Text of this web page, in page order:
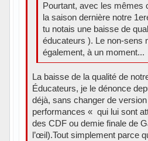
Pourtant, avec les mêmes
la saison dernière notre
tu notais une baisse de
éducateurs ). Le non-sens
également, à un moment...
La baisse de la qualité de
Éducateurs, je le dénonce
déjà, sans changer de
performances « qui lui sont
des CDF ou demie finale de
l’œil).Tout simplement parce